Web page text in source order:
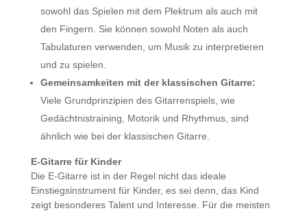
sowohl das Spielen mit dem Plektrum als auch mit
den Fingern. Sie können sowohl Noten als auch
Tabulaturen verwenden, um Musik zu interpretieren
und zu spielen.
Gemeinsamkeiten mit der klassischen Gitarre:
Viele Grundprinzipien des Gitarrenspiels, wie
Gedächtnistraining, Motorik und Rhythmus, sind
ähnlich wie bei der klassischen Gitarre.
E-Gitarre für Kinder
Die E-Gitarre ist in der Regel nicht das ideale
Einstiegsinstrument für Kinder, es sei denn, das Kind
zeigt besonderes Talent und Interesse. Für die meisten